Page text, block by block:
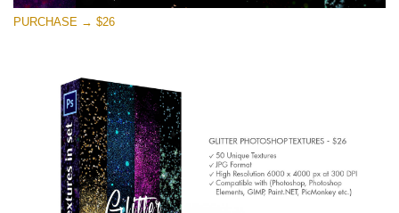
मुफ्त डाउनलोड
PURCHASE → $26